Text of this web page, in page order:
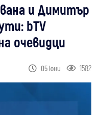
и Димитър
bTV
очевидци
05 юни 1582